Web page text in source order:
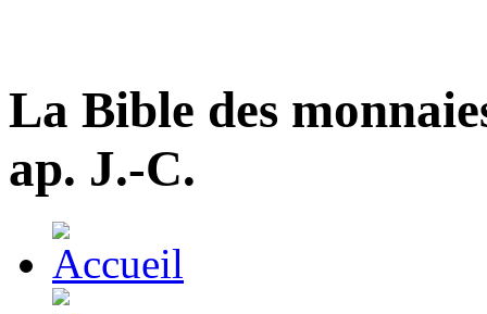
La Bible des
ap. J.-C.